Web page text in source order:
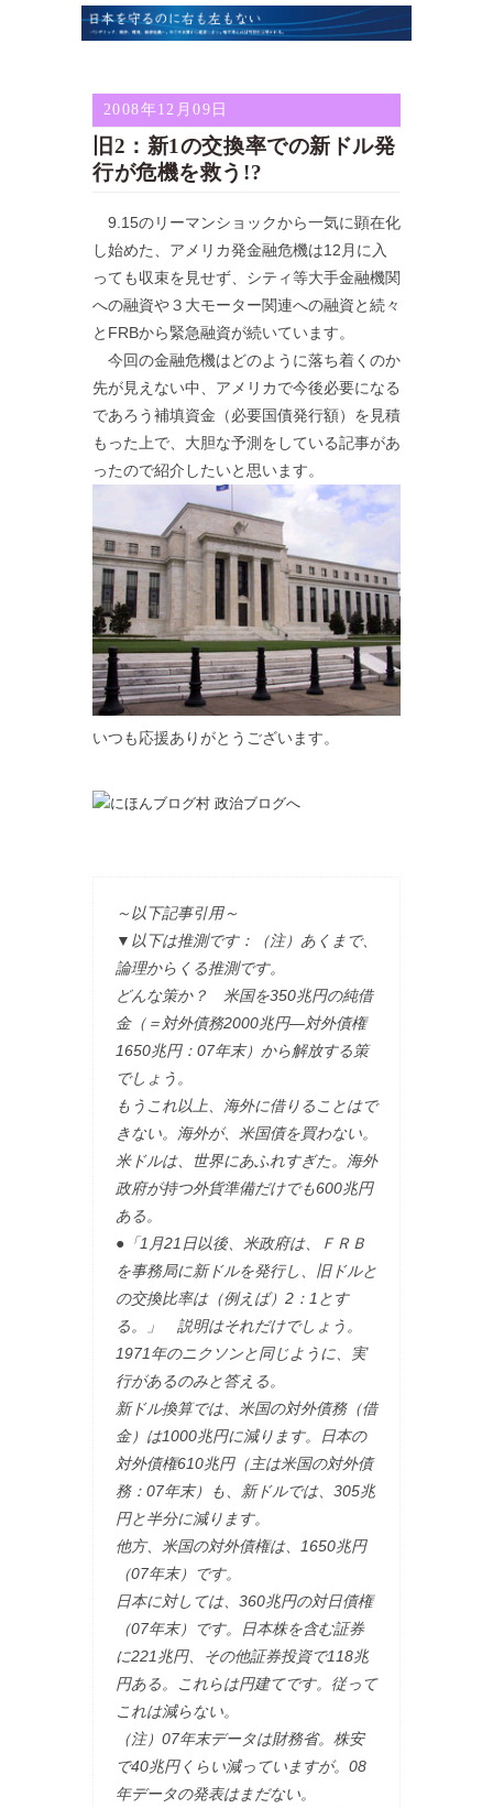
2008年12月09日
旧2：新1の交換率での新ドル発
行が危機を救う!?
9.15のリーマンショックから一気に顕在化
し始めた、アメリカ発金融危機は12月に入
っても収束を見せず、シティ等大手金融機関
への融資や３大モーター関連への融資と続々
とFRBから緊急融資が続いています。
今回の金融危機はどのように落ち着くのか
先が見えない中、アメリカで今後必要になる
であろう補填資金（必要国債発行額）を見積
もった上で、大胆な予測をしている記事があ
ったので紹介したいと思います。
いつも応援ありがとうございます。
～以下記事引用～
▼以下は推測です：（注）あくまで、
論理からくる推測です。
どんな策か？ 米国を350兆円の純借
金（＝対外債務2000兆円―対外債権
1650兆円：07年末）から解放する策
でしょう。
もうこれ以上、海外に借りることはで
きない。海外が、米国債を買わない。
米ドルは、世界にあふれすぎた。海外
政府が持つ外貨準備だけでも600兆円
ある。
●「1月21日以後、米政府は、ＦＲＢ
を事務局に新ドルを発行し、旧ドルと
の交換比率は（例えば）2：1とす
る。」 説明はそれだけでしょう。
1971年のニクソンと同じように、実
行があるのみと答える。
新ドル換算では、米国の対外債務（借
金）は1000兆円に減ります。日本の
対外債権610兆円（主は米国の対外債
務：07年末）も、新ドルでは、305兆
円と半分に減ります。
他方、米国の対外債権は、1650兆円
（07年末）です。
日本に対しては、360兆円の対日債権
（07年末）です。日本株を含む証券
に221兆円、その他証券投資で118兆
円ある。これらは円建てです。従って
これは減らない。
（注）07年末データは財務省。株安
で40兆円くらい減っていますが。08
年データの発表はまだない。